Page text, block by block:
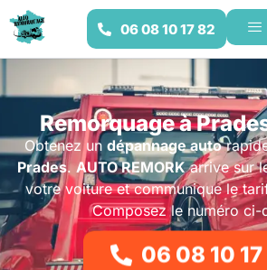
06 08 10 17 82
Remorquage à
Obtenez un dépannage auto
Prades.AUTO REMORKarrive sur
votre voiture et communique le
Composez le numéro ci-
06 08 10